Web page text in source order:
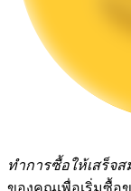
การล็อค BTR
การลงทุนพิเ
ทำการซื้อให้เสร็จ
ของคุณเพื่อเริ่มซื้อ